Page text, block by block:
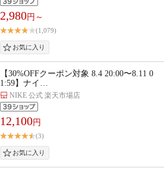
2,980円～
(1,079)
【30%OFFクーポン対象 8.4 20:00〜8.11 0
1:59】ナイ…
NIKE 公式 楽天市場店
12,100円
(3)